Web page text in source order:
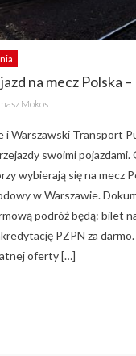
na mecz Polska
Mokos
i Warszawski Transport
swoimi
wybierają się na mecz
w Warszawie.
podróż będą: bilet
PZPN za
oferty […]